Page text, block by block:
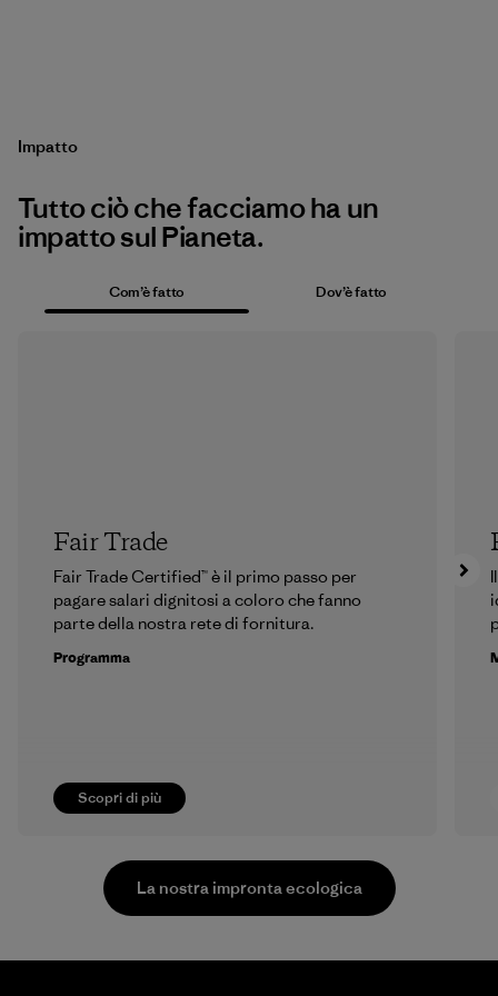
Impatto
Tutto ciò che facciamo ha un
impatto sul Pianeta.
Com’è fatto Dov’è fatto
Scopri di più
Fair Trade
Fair Trade Certified™ è il primo passo per
pagare salari dignitosi a coloro che fanno
parte della nostra rete di fornitura.
Programma
La nostra impronta ecologica